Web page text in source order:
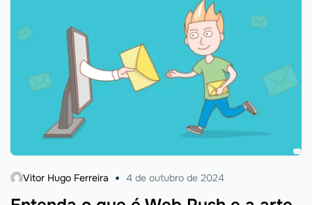
Vitor Hugo Ferreira 4 de outubro de 2024